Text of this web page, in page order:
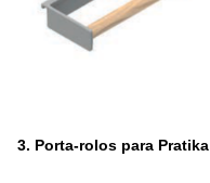
3. Porta-rolos para Pratika